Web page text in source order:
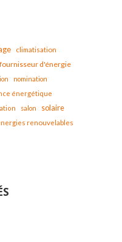
climatisation
fournisseur d'énergie
nomination
énergétique
salon solaire
renouvelables